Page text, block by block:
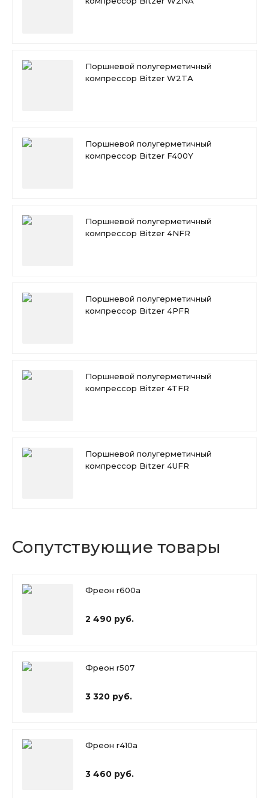
Поршневой полугерметичный
компрессор Bitzer W2TA
Поршневой полугерметичный
компрессор Bitzer F400Y
Поршневой полугерметичный
компрессор Bitzer 4NFR
Поршневой полугерметичный
компрессор Bitzer 4PFR
Поршневой полугерметичный
компрессор Bitzer 4TFR
Поршневой полугерметичный
компрессор Bitzer 4UFR
Сопутствующие товары
Фреон r600a
2 490 руб.
Фреон r507
3 320 руб.
Фреон r410a
3 460 руб.